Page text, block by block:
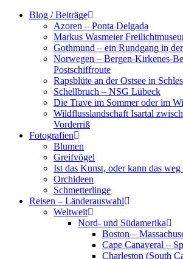
Zum
Blog / Beiträge
Azoren – Ponta Delgada
Markus Wasmeier
Gothmund – ein Rundgang in
Norwegen – Bergen-Kirkenes-
Postschiffroute
Rapsblüte an der Ostsee in
Schellbruch – NSG Lübeck
Die Trave im Sommer oder im
Wildflusslandschaft Isartal
Vorderriß
Fotografien
Blumen
Greifvögel
Ist das Kunst, oder kann das weg
Orchideen
Schmetterlinge
Reisen – Länderauswahl
Weltweit
Nord- und Südamerika
Boston –
Cape Canaveral –
Charleston (South